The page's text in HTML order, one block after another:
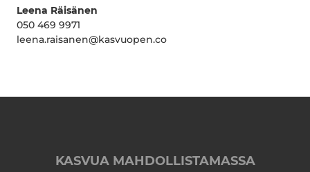
Leena Räisänen
050 469 9971
leena.raisanen@kasvuopen.co
KASVUA MAHDOLLISTAMASSA